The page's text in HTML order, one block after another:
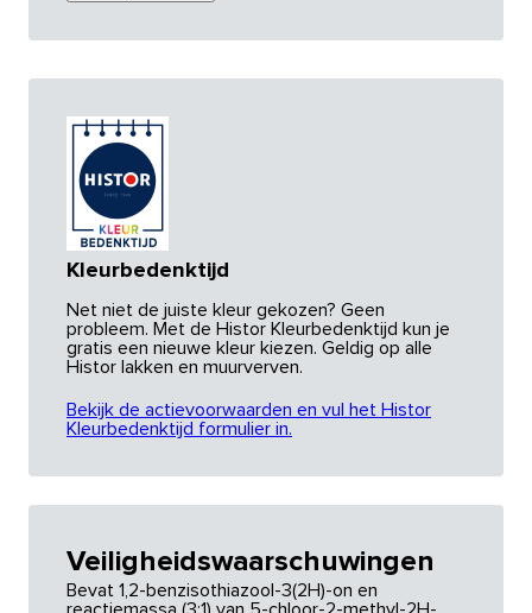
Kleurbedenktijd
Net niet de juiste kleur gekozen? Geen
probleem. Met de Histor Kleurbedenktijd kun je
gratis een nieuwe kleur kiezen. Geldig op alle
Histor lakken en muurverven.
Bekijk de actievoorwaarden en vul het Histor
Kleurbedenktijd formulier in.
Veiligheidswaarschuwingen
Bevat 1,2-benzisothiazool-3(2H)-on en
reactiemassa (3:1) van 5-chloor-2-methyl-2H-